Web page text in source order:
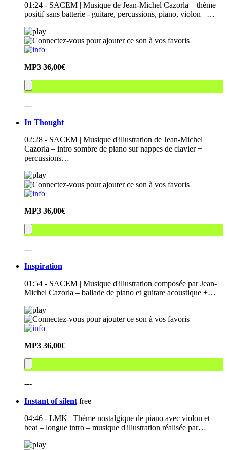
01:24 - SACEM | Musique de Jean-Michel Cazorla – thème
positif sans batterie - guitare, percussions, piano, violon –…
MP3 36,00€
---
In Thought
02:28 - SACEM | Musique d'illustration de Jean-Michel
Cazorla – intro sombre de piano sur nappes de clavier +
percussions…
MP3 36,00€
---
Inspiration
01:54 - SACEM | Musique d'illustration composée par Jean-
Michel Cazorla – ballade de piano et guitare acoustique +…
MP3 36,00€
---
Instant of silent free
04:46 - LMK | Thème nostalgique de piano avec violon et
beat – longue intro – musique d'illustration réalisée par…